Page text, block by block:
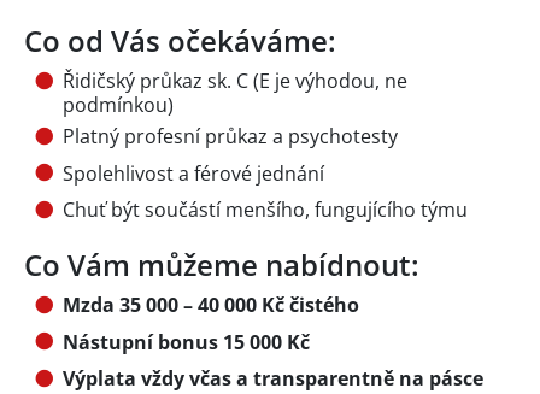
Co od Vás očekáváme:
Řidičský průkaz sk. C (E je výhodou, ne
podmínkou)
Platný profesní průkaz a psychotesty
Spolehlivost a férové jednání
Chuť být součástí menšího, fungujícího týmu
Co Vám můžeme nabídnout:
Mzda 35 000 – 40 000 Kč čistého
Nástupní bonus 15 000 Kč
Výplata vždy včas a transparentně na pásce